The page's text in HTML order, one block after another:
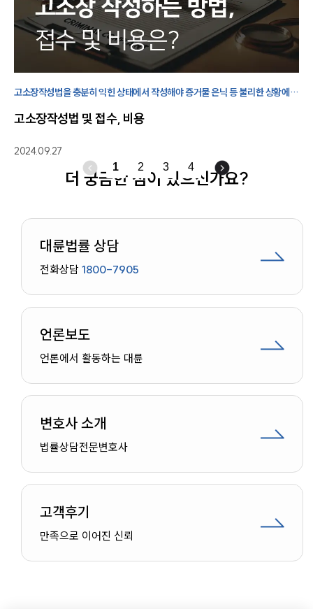
만화로 보는 사례
고소장작성법을 충분히 익힌 상태에서 작성해야 증거물 은닉 등 불리한 상황에
살펴보겠습니다.
고소장작성법 및 접수, 비용
2024.09.27
1 2 3 4
더 궁금한 점이 있으신가요?
대륜법률 상담
전화상담 1800-7905
언론보도
언론에서 활동하는 대륜
변호사 소개
법률상담전문변호사
고객후기
만족으로 이어진 신뢰